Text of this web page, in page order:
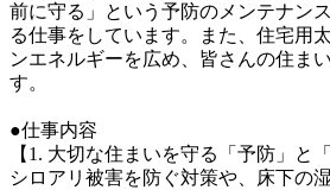
前に守る」という予防のメンテナン
る仕事をしています。また、住宅用
ンエネルギーを広め、皆さんの住ま
す。
●仕事内容
【1. 大切な住まいを守る「予防」と
シロアリ被害を防ぐ対策や、床下の